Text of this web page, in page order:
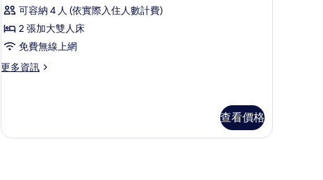
詳
情
四
人
的
相
可容納 4 人 (依實際入住人數計費)
2 張加大雙人床
免費無線上網
更多資訊
更
人
房
查看價格